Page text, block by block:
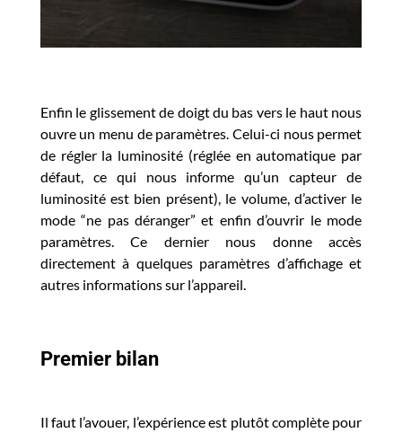
Enfin le glissement de doigt du bas vers le haut nous
ouvre un menu de paramètres. Celui-ci nous permet
de régler la luminosité (réglée en automatique par
défaut, ce qui nous informe qu’un capteur de
luminosité est bien présent), le volume, d’activer le
mode “ne pas déranger” et enfin d’ouvrir le mode
paramètres. Ce dernier nous donne accès
directement à quelques paramètres d’affichage et
autres informations sur l’appareil.
Premier bilan
Il faut l’avouer, l’expérience est plutôt complète pour